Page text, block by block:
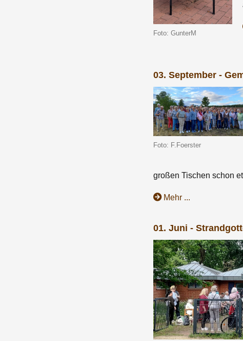
Foto: GunterM
03. September -
Foto: F.Foerster
großen Tischen schon
Mehr ...
01. Juni -